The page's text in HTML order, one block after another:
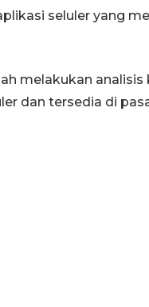
seluler yang
melakukan
dan tersedia di